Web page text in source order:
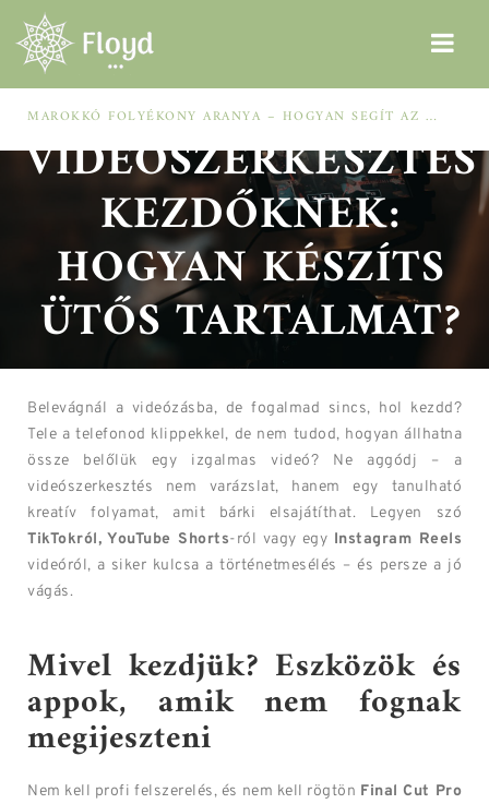
MAROKKÓ FOLYÉKONY ARANYA – HOGYAN SEGÍT AZ ARGÁNOLAJ A SZÁRAZ, MEGVISELT TINCSEKEN?
VIDEÓSZERKESZTÉS
KEZDŐKNEK:
HOGYAN KÉSZÍTS
ÜTŐS TARTALMAT?
Belevágnál a videózásba, de fogalmad sincs, hol kezdd?
Tele a telefonod klippekkel, de nem tudod, hogyan állhatna
össze belőlük egy izgalmas videó? Ne aggódj – a
videószerkesztés nem varázslat, hanem egy tanulható
kreatív folyamat, amit bárki elsajátíthat. Legyen szó
TikTokról, YouTube Shorts-ról vagy egy Instagram Reels
videóról, a siker kulcsa a történetmesélés – és persze a jó
vágás.
Mivel kezdjük? Eszközök és
appok, amik nem fognak
megijeszteni
Nem kell profi felszerelés, és nem kell rögtön Final Cut Pro